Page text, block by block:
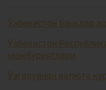
Ўзбекистон банклар
Ўзбекистон
мажбуриятлари
Ўзгарувчан валюта